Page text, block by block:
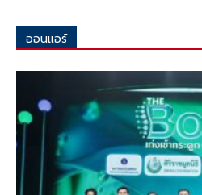
ออนแอร์